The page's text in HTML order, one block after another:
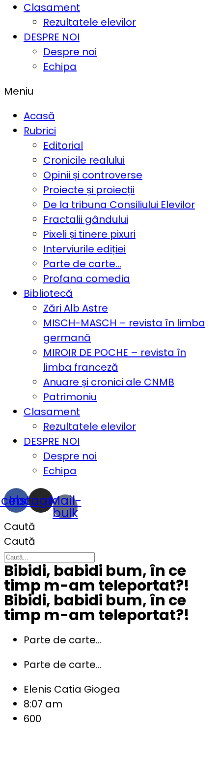
Clasament
Rezultatele elevilor
DESPRE NOI
Despre noi
Echipa
Meniu
Acasă
Rubrici
Editorial
Cronicile realului
Opinii și controverse
Proiecte și proiecții
De la tribuna Consiliului Elevilor
Fractalii gândului
Pixeli și tinere pixuri
Interviurile ediției
Parte de carte…
Profana comedia
Bibliotecă
Zări Alb Astre
MISCH-MASCH – revista în limba
germană
MIROIR DE POCHE – revista în
limba franceză
Anuare și cronici ale CNMB
Patrimoniu
Clasament
Rezultatele elevilor
DESPRE NOI
Despre noi
Echipa
Instagram
Mail-
bulk
Caută
Caută
Bibidi, babidi bum, în ce
timp m-am teleportat?!
Bibidi, babidi bum, în ce
timp m-am teleportat?!
Parte de carte...
Parte de carte...
Elenis Catia Giogea
8:07 am
600